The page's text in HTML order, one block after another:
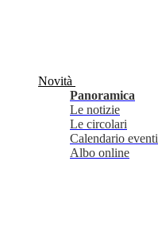
Novità
Panoramica
Le notizie
Le circolari
Calendario eventi
Albo online